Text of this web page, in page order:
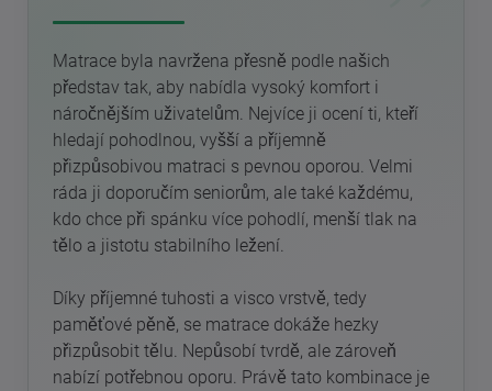
Matrace byla navržena přesně podle našich
představ tak, aby nabídla vysoký komfort i
náročnějším uživatelům. Nejvíce ji ocení ti, kteří
hledají pohodlnou, vyšší a příjemně
přizpůsobivou matraci s pevnou oporou. Velmi
ráda ji doporučím seniorům, ale také každému,
kdo chce při spánku více pohodlí, menší tlak na
tělo a jistotu stabilního ležení.
Díky příjemné tuhosti a visco vrstvě, tedy
paměťové pěně, se matrace dokáže hezky
přizpůsobit tělu. Nepůsobí tvrdě, ale zároveň
nabízí potřebnou oporu. Právě tato kombinace je